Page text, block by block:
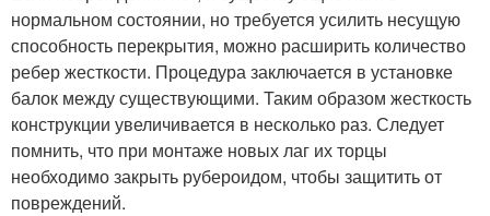
нормальном состоянии, но требуется усилить несущую
способность перекрытия, можно расширить количество
ребер жесткости. Процедура заключается в установке
балок между существующими. Таким образом жесткость
конструкции увеличивается в несколько раз. Следует
помнить, что при монтаже новых лаг их торцы
необходимо закрыть рубероидом, чтобы защитить от
повреждений.